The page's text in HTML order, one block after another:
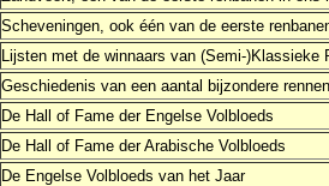
Scheveningen, ook één van de eerste
Lijsten met de winnaars van (Semi-)Klassieke
Geschiedenis van een aantal bijzondere
De Hall of Fame der Engelse Volbloeds
De Hall of Fame der Arabische Volbloeds
De Engelse Volbloeds van het Jaar